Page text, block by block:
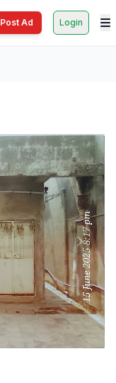
Post Ad Login